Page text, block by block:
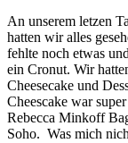
An unserem letzen
hatten wir alles
fehlte noch etwas
ein Cronut. Wir
Cheesecake und
Cheescake war
Rebecca Minkoff
Soho. Was mich